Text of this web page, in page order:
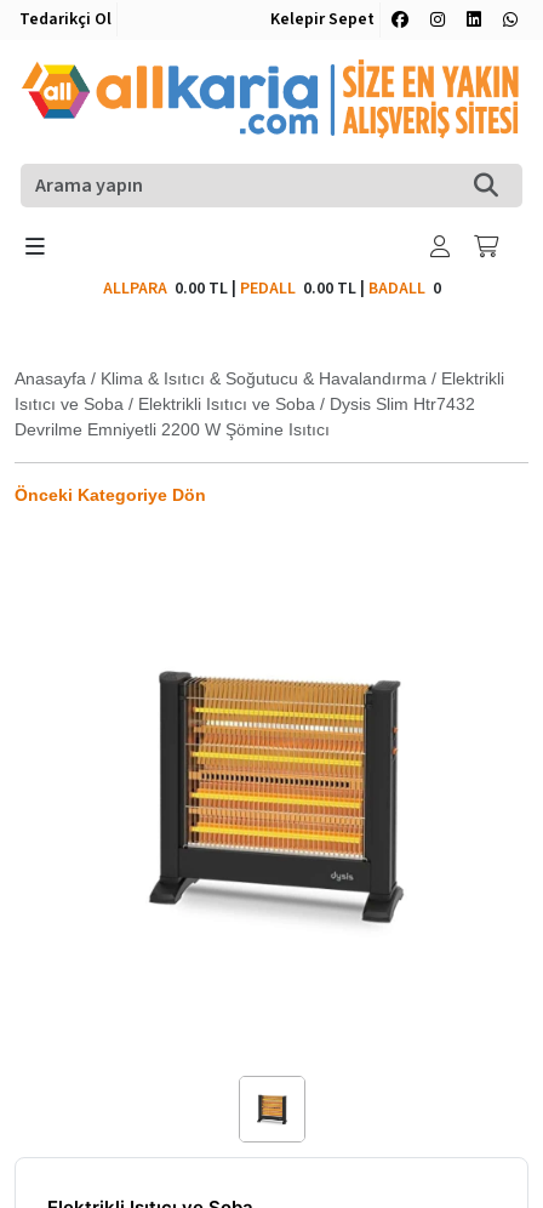
Tedarikçi Ol Kelepir Sepet
ALLPARA 0.00 TL| PEDALL 0.00 TL| BADALL0
Anasayfa / Klima & Isıtıcı & Soğutucu & Havalandırma / Elektrikli
Isıtıcı ve Soba / Elektrikli Isıtıcı ve Soba / Dysis Slim Htr7432
Devrilme Emniyetli 2200 W Şömine Isıtıcı
Önceki Kategoriye Dön